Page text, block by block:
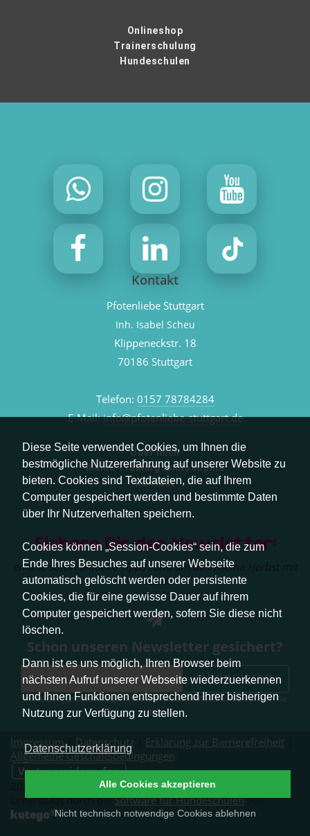
Diese Seite verwendet Cookies, um Ihnen die
bestmögliche Nutzererfahrung auf unserer Website zu
bieten. Cookies sind Textdateien, die auf Ihrem
Computer gespeichert werden und bestimmte Daten
über Ihr Nutzerverhalten speichern.
Cookies können „Session-Cookies“ sein, die zum
Ende Ihres Besuches auf unserer Webseite
automatisch gelöscht werden oder persistente
Cookies, die für eine gewisse Dauer auf ihrem
Computer gespeichert werden, sofern Sie diese nicht
löschen.
Dann ist es uns möglich, Ihren Browser beim
nächsten Aufruf unserer Webseite wiederzuerkennen
und Ihnen Funktionen entsprechend Ihrer bisherigen
Nutzung zur Verfügung zu stellen.
Datenschutzerklärung
Nicht technisch notwendige Cookies ablehnen
Alle Cookies akzeptieren
Onlineshop
Trainerschulung
Hundeschulen
Kontakt
Pfotenliebe Stuttgart
Inh. Isabel Scheu
Klippeneckstr. 18
70186 Stuttgart
Telefon: 0157 78784284
E-Mail:info@pfotenliebe-stuttgart.de
Über mich
Meine Trainingsphilosophie
Kontakt
Sichere Dir den Newsletter:
erhalte sofort aktuelle Tipps rund um das Thema Herbst mit
Hund.
Schon unseren Newsletter gesichert?
Abonnieren
Abmeldung jederzeit möglich. Weitere Infos zum Datenschutz erhalten Sie
hier.
Impressum| Datenschutz Erklärung zur Barrierefreiheit
Allgemeine Geschäftsbedingungen
Vertrag widerrufen
2026 © Pfotenliebe Stuttgart. Alle Rechte vorbehalten.
Unterstützt durch dieSoftware für Hundeschulenvon
kutego®.